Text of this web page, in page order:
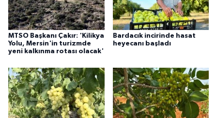
MTSO Başkanı Çakır: 'Kilikya
Yolu, Mersin'in turizmde
yeni kalkınma rotası olacak'
Bardacık incirinde hasat
heyecanı başladı